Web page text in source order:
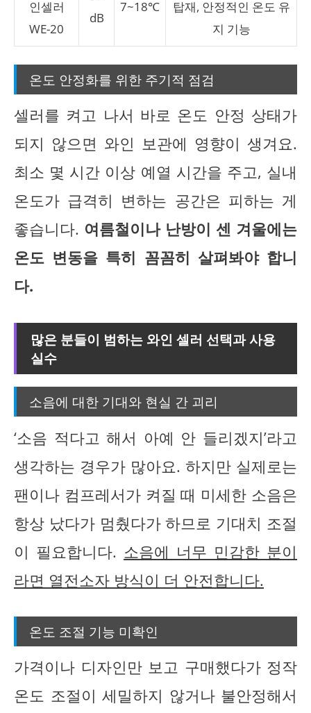
인셀러
WE-20
dB
7~18℃
탑재, 안정적인 온도 유
지 기능
온도 안정화를 위한 주기적 점검
셀러를 켜고 나서 바로 온도 안정 상태가
되지 않으면 와인 보관에 영향이 생겨요.
최소 몇 시간 이상 예열 시간을 주고, 실내
온도가 급격히 변하는 공간은 피하는 게
좋습니다. 여름철이나 난방이 센 겨울에는
온도 변동을 특히 꼼꼼히 살펴봐야 합니
다.
많은 분들이 범하는 와인 셀러 선택과 사용
실수
소음에 대한 기대와 현실 간 괴리
‘소음 적다고 해서 아예 안 들리겠지’라고
생각하는 경우가 많아요. 하지만 실제로는
팬이나 컴프레서가 켜질 때 미세한 소음은
항상 났다가 멈췄다가 하므로 기대치 조절
이 필요합니다. 소음에 너무 민감한 분이
라면 열전소자 방식이 더 안전합니다.
온도 조절 기능 미확인
가격이나 디자인만 보고 구매했다가 정작
온도 조절이 세밀하지 않거나 불안정해서